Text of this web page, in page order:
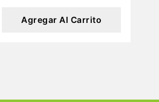
Agregar Al Carrito